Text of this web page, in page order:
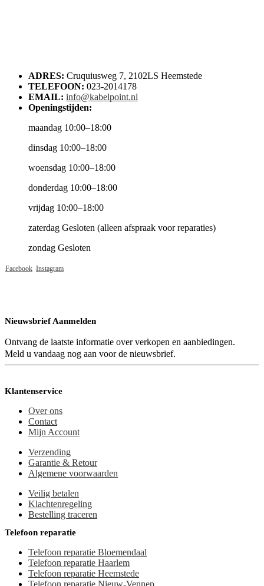
ADRES: Cruquiusweg 7, 2102LS Heemstede
TELEFOON: 023-2014178
EMAIL: info@kabelpoint.nl
Openingstijden:
maandag 10:00–18:00
dinsdag 10:00–18:00
woensdag 10:00–18:00
donderdag 10:00–18:00
vrijdag 10:00–18:00
zaterdag Gesloten (alleen afspraak voor reparaties)
zondag Gesloten
Facebook Instagram
Nieuwsbrief Aanmelden
Ontvang de laatste informatie over verkopen en aanbiedingen.
Meld u vandaag nog aan voor de nieuwsbrief.
Klantenservice
Over ons
Contact
Mijn Account
Verzending
Garantie & Retour
Algemene voorwaarden
Veilig betalen
Klachtenregeling
Bestelling traceren
Telefoon reparatie
Telefoon reparatie Bloemendaal
Telefoon reparatie Haarlem
Telefoon reparatie Heemstede
Telefoon reparatie Nieuw-Vennep